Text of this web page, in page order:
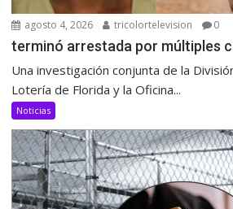
agosto 4, 2026 tricolortelevision 0
terminó arrestada por múltiples
Una investigación conjunta de la
Lotería de Florida y la Oficina...
Noticias